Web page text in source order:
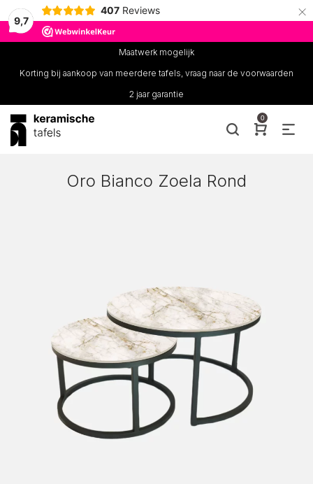
9,7
407 Reviews ×
Maatwerk mogelijk
Korting bij aankoop van meerdere tafels, vraag naar de voorwaarden
2 jaar garantie
0
Oro Bianco Zoela Rond